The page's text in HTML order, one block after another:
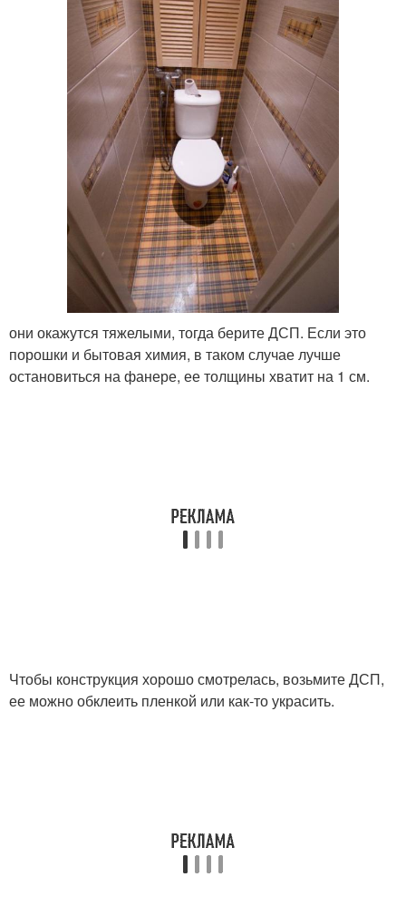
они окажутся тяжелыми, тогда берите ДСП. Если это
порошки и бытовая химия, в таком случае лучше
остановиться на фанере, ее толщины хватит на 1 см.
Чтобы конструкция хорошо смотрелась, возьмите ДСП,
ее можно обклеить пленкой или как-то украсить.